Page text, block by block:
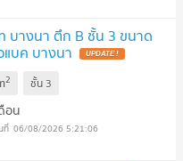
บางนา ตึก B ชั้น 3 ขนาด
แบค บางนา
2 ชั้น 3
อน
06/08/2026 5:21:06